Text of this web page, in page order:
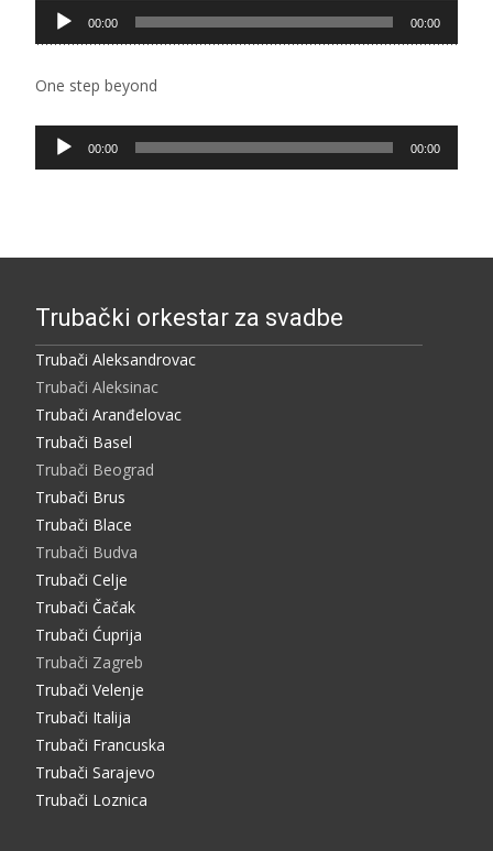
Pregledač
zvučnih
00:00 00:00
One step beyond
Pregledač
zvučnih
00:00 00:00
Trubački orkestar za svadbe
Trubači Aleksandrovac
Trubači Aleksinac
Trubači Aranđelovac
Trubači Basel
Trubači Beograd
Trubači Brus
Trubači Blace
Trubači Budva
Trubači Celje
Trubači Čačak
Trubači Ćuprija
Trubači Zagreb
Trubači Velenje
Trubači Italija
Trubači Francuska
Trubači Sarajevo
Trubači Loznica